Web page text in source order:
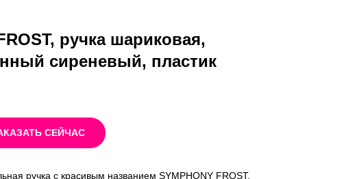
ручка шариковая,
сиреневый, пластик
СЕЙЧАС
ручка с красивым названием SYMPHONY FROST.